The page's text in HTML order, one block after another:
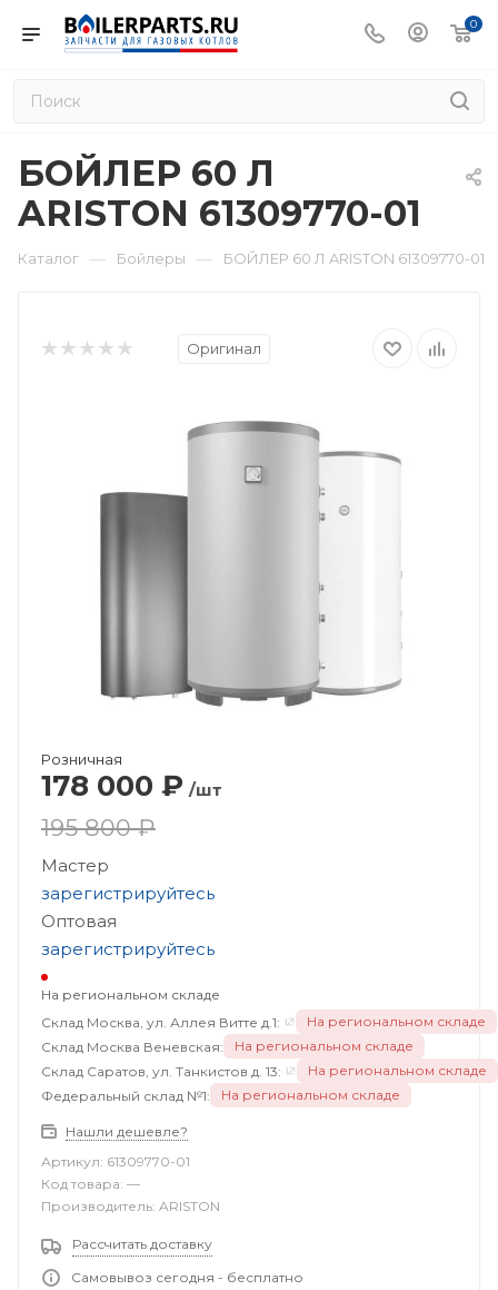
0
БОЙЛЕР 60 Л
ARISTON 61309770-01
Каталог — Бойлеры — БОЙЛЕР 60 Л ARISTON 61309770-01
Оригинал
Розничная
178 000 ₽ /шт
195 800 ₽
Мастер
зарегистрируйтесь
Оптовая
зарегистрируйтесь
На региональном складе
Склад Москва, ул. Аллея Витте д.1:
На региональном складе
Склад Москва Веневская:
На региональном складе
Склад Саратов, ул. Танкистов д. 13:
На региональном складе
Федеральный склад №1:
На региональном складе
Нашли дешевле?
Артикул: 61309770-01
Код товара: —
Производитель: ARISTON
Рассчитать доставку
Самовывоз сегодня - бесплатно